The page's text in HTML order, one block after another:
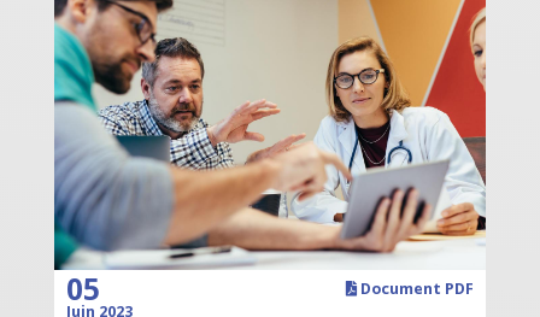
Document PDF
05
Juin 2023